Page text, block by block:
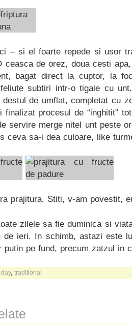
– si el foarte repede si usor
ceasca de orez, doua cesti
bagat direct la cuptor, la
subtiri intr-o tigaie cu
de umflat, completat cu
finalizat procesul de “inghitit”
servire merge nitel unt peste
ceva sa-i dea culoare, like
prajitura. Stiti, v-am povestit,
zilele sa fie duminica si
de ieri. In schimb, astazi este
putin pe fund, precum zatzul in
, traditional